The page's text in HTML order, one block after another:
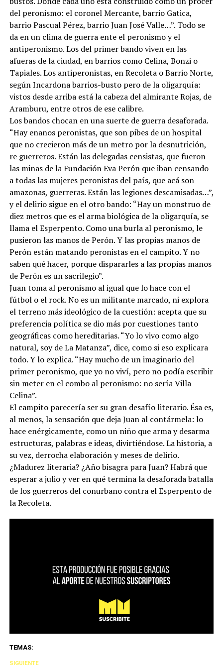
del peronismo: el coronel Mercante, barrio Gatica,
barrio Pascual Pérez, barrio Juan José Valle…”. Todo se
da en un clima de guerra ente el peronismo y el
antiperonismo. Los del primer bando viven en las
afueras de la ciudad, en barrios como Celina, Bonzi o
Tapiales. Los antiperonistas, en Recoleta o Barrio Norte,
según Incardona barrios-busto pero de la oligarquía:
vistos desde arriba está la cabeza del almirante Rojas, de
Aramburu, entre otros de ese calibre.
Los bandos chocan en una suerte de guerra desaforada.
“Hay enanos peronistas, que son pibes de un hospital
que no crecieron más de un metro por la desnutrición,
re guerreros. Están las delegadas censistas, que fueron
las minas de la Fundación Eva Perón que iban censando
a todas las mujeres peronistas del país, que acá son
amazonas, guerreras. Están las legiones descamisadas…”,
y el delirio sigue en el otro bando: “Hay un monstruo de
diez metros que es el arma biológica de la oligarquía, se
llama el Esperpento. Como una burla al peronismo, le
pusieron las manos de Perón. Y las propias manos de
Perón están matando peronistas en el campito. Y no
saben qué hacer, porque dispararles a las propias manos
de Perón es un sacrilegio”.
Juan toma al peronismo al igual que lo hace con el
fútbol o el rock. No es un militante marcado, ni explora
el terreno más ideológico de la cuestión: acepta que su
preferencia política se dio más por cuestiones tanto
geográficas como hereditarias. “Yo lo vivo como algo
natural, soy de La Matanza”, dice, como si eso explicara
todo. Y lo explica. “Hay mucho de un imaginario del
primer peronismo, que yo no viví, pero no podía escribir
sin meter en el combo al peronismo: no sería Villa
Celina”.
El campito parecería ser su gran desafío literario. Ésa es,
al menos, la sensación que deja Juan al contármela: lo
hace enérgicamente, como un niño que arma y desarma
estructuras, palabras e ideas, divirtiéndose. La historia, a
su vez, derrocha elaboración y meses de delirio.
¿Madurez literaria? ¿Año bisagra para Juan? Habrá que
esperar a julio y ver en qué termina la desaforada batalla
de los guerreros del conurbano contra el Esperpento de
la Recoleta.
TEMAS:
SIGUIENTE